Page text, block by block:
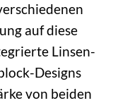
auf diese
Linsen-
Designs
von beiden